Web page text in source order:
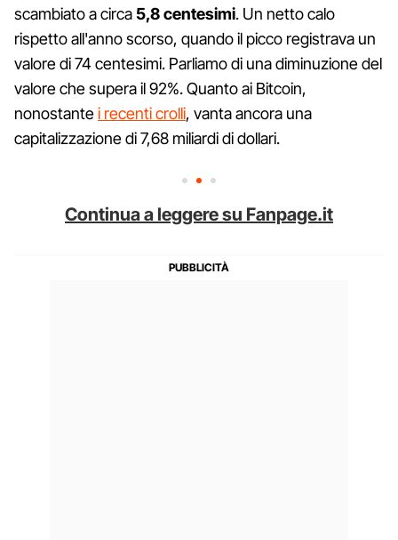
scambiato a circa 5,8 centesimi. Un netto calo
rispetto all'anno scorso, quando il picco registrava un
valore di 74 centesimi. Parliamo di una diminuzione del
valore che supera il 92%. Quanto ai Bitcoin,
nonostantei recenti crolli, vanta ancora una
capitalizzazione di 7,68 miliardi di dollari.
Continua a leggere su Fanpage.it